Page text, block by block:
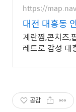
https://
대전 대흥동
계란찜,콘치즈,
레트로 감성 대
공감